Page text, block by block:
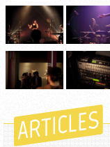
ARTICLES